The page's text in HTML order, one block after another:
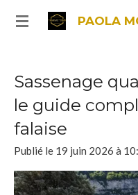
Passer
PAOLA
Sassenage
le guide
falaise
Publié le 19 juin 2026 à